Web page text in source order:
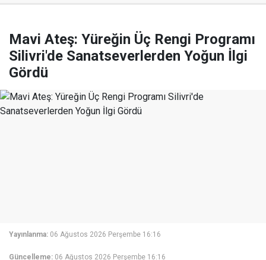
Mavi Ateş: Yüreğin Üç Rengi Programı
Silivri'de Sanatseverlerden Yoğun İlgi
Gördü
Yayınlanma: 06 Ağustos 2026 Perşembe 16:16
Güncelleme: 06 Ağustos 2026 Perşembe 16:16